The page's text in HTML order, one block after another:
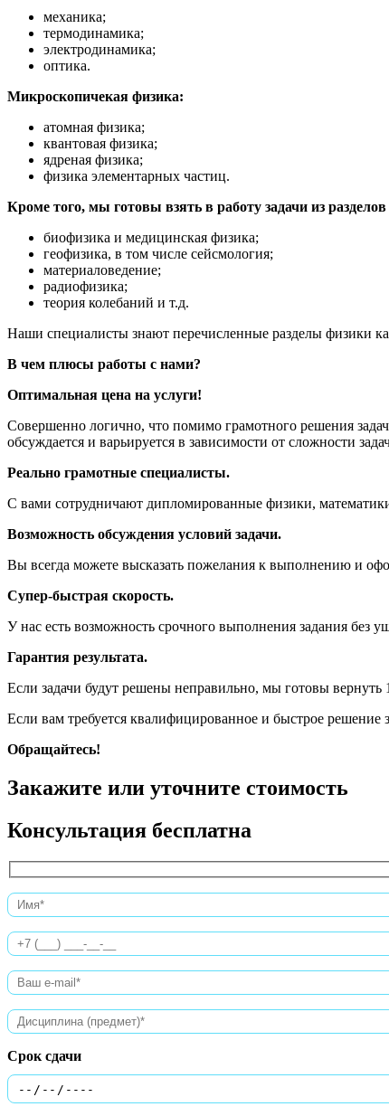
механика;
термодинамика;
электродинамика;
оптика.
Микроскопичекая физика:
атомная физика;
квантовая физика;
ядреная физика;
физика элементарных частиц.
Кроме того, мы готовы взять в работу задачи из
биофизика и медицинская физика;
геофизика, в том числе сейсмология;
материаловедение;
радиофизика;
теория колебаний и т.д.
Наши специалисты знают перечисленные разделы физики
В чем плюсы работы с нами?
Оптимальная цена на услуги!
Совершенно логично, что помимо грамотного решения
обсуждается и варьируется в зависимости от сложности
Реально грамотные специалисты.
С вами сотрудничают дипломированные физики,
Возможность обсуждения условий задачи.
Вы всегда можете высказать пожелания к выполнению и
Супер-быстрая скорость.
У нас есть возможность срочного выполнения задания без
Гарантия результата.
Если задачи будут решены неправильно, мы готовы
Если вам требуется квалифицированное и быстрое
Обращайтесь!
Закажите или уточните стоимость
Консультация бесплатна
Срок сдачи